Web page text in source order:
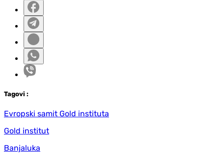
Tagovi :
Evropski samit Gold instituta
Gold institut
Banjaluka